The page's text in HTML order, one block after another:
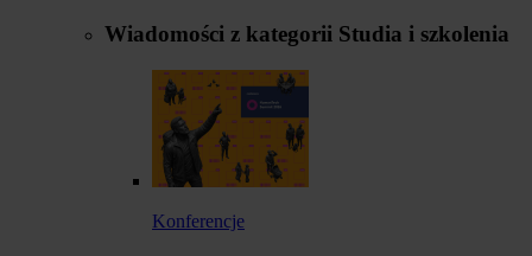
Wiadomości z kategorii Studia i szkolenia
Konferencje